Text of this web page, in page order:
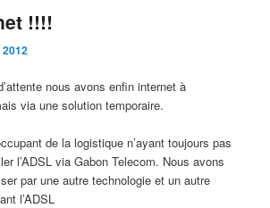
!!!!
nous avons enfin internet à
via une solution temporaire.
de la logistique n’ayant toujours pas
l’ADSL via Gabon Telecom. Nous avons
par une autre technologie et un autre
l’ADSL